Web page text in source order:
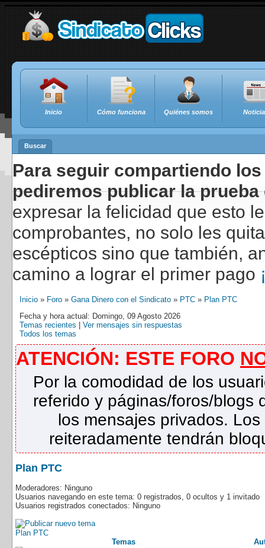
Inicio Cómo funciona Quiénes somos
Buscar
Para seguir compartiendo
pediremos publicar la
expresar la felicidad que esto
comprobantes, no solo les
escépticos sino que también,
camino a lograr el primer pago
Inicio » Foro » Gana Dinero con el Sindicato » PTC » Plan PTC
Fecha y hora actual: Domingo, 09 Agosto 2026
Temas recientes
Ver mensajes sin respuestas
Todos los temas
ATENCIÓN: ESTE FORO
Por la comodidad de los
referido y páginas/foros/blogs
los mensajes privados.
reiteradamente tendrán
Plan PTC
Moderadores: Ninguno
Usuarios navegando en este tema: 0 registrados, 0 ocultos y 1 invitado
Usuarios registrados conectados: Ninguno
Plan PTC
Temas